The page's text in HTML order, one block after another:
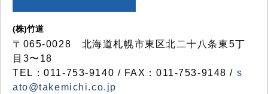
(株)竹道
〒065-0028 北海道札幌市東区北二十八条東5丁
目3〜18
TEL：011-753-9140 / FAX：011-753-9148 / s
ato@takemichi.co.jp